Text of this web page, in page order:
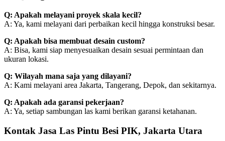
Q: Apakah melayani proyek skala kecil?
A: Ya, kami melayani dari perbaikan kecil hingga konstruksi besar.
Q: Apakah bisa membuat desain custom?
A: Bisa, kami siap menyesuaikan desain sesuai permintaan dan
ukuran lokasi.
Q: Wilayah mana saja yang dilayani?
A: Kami melayani area Jakarta, Tangerang, Depok, dan sekitarnya.
Q: Apakah ada garansi pekerjaan?
A: Ya, setiap sambungan las kami berikan garansi ketahanan.
Kontak Jasa Las Pintu Besi PIK, Jakarta Utara